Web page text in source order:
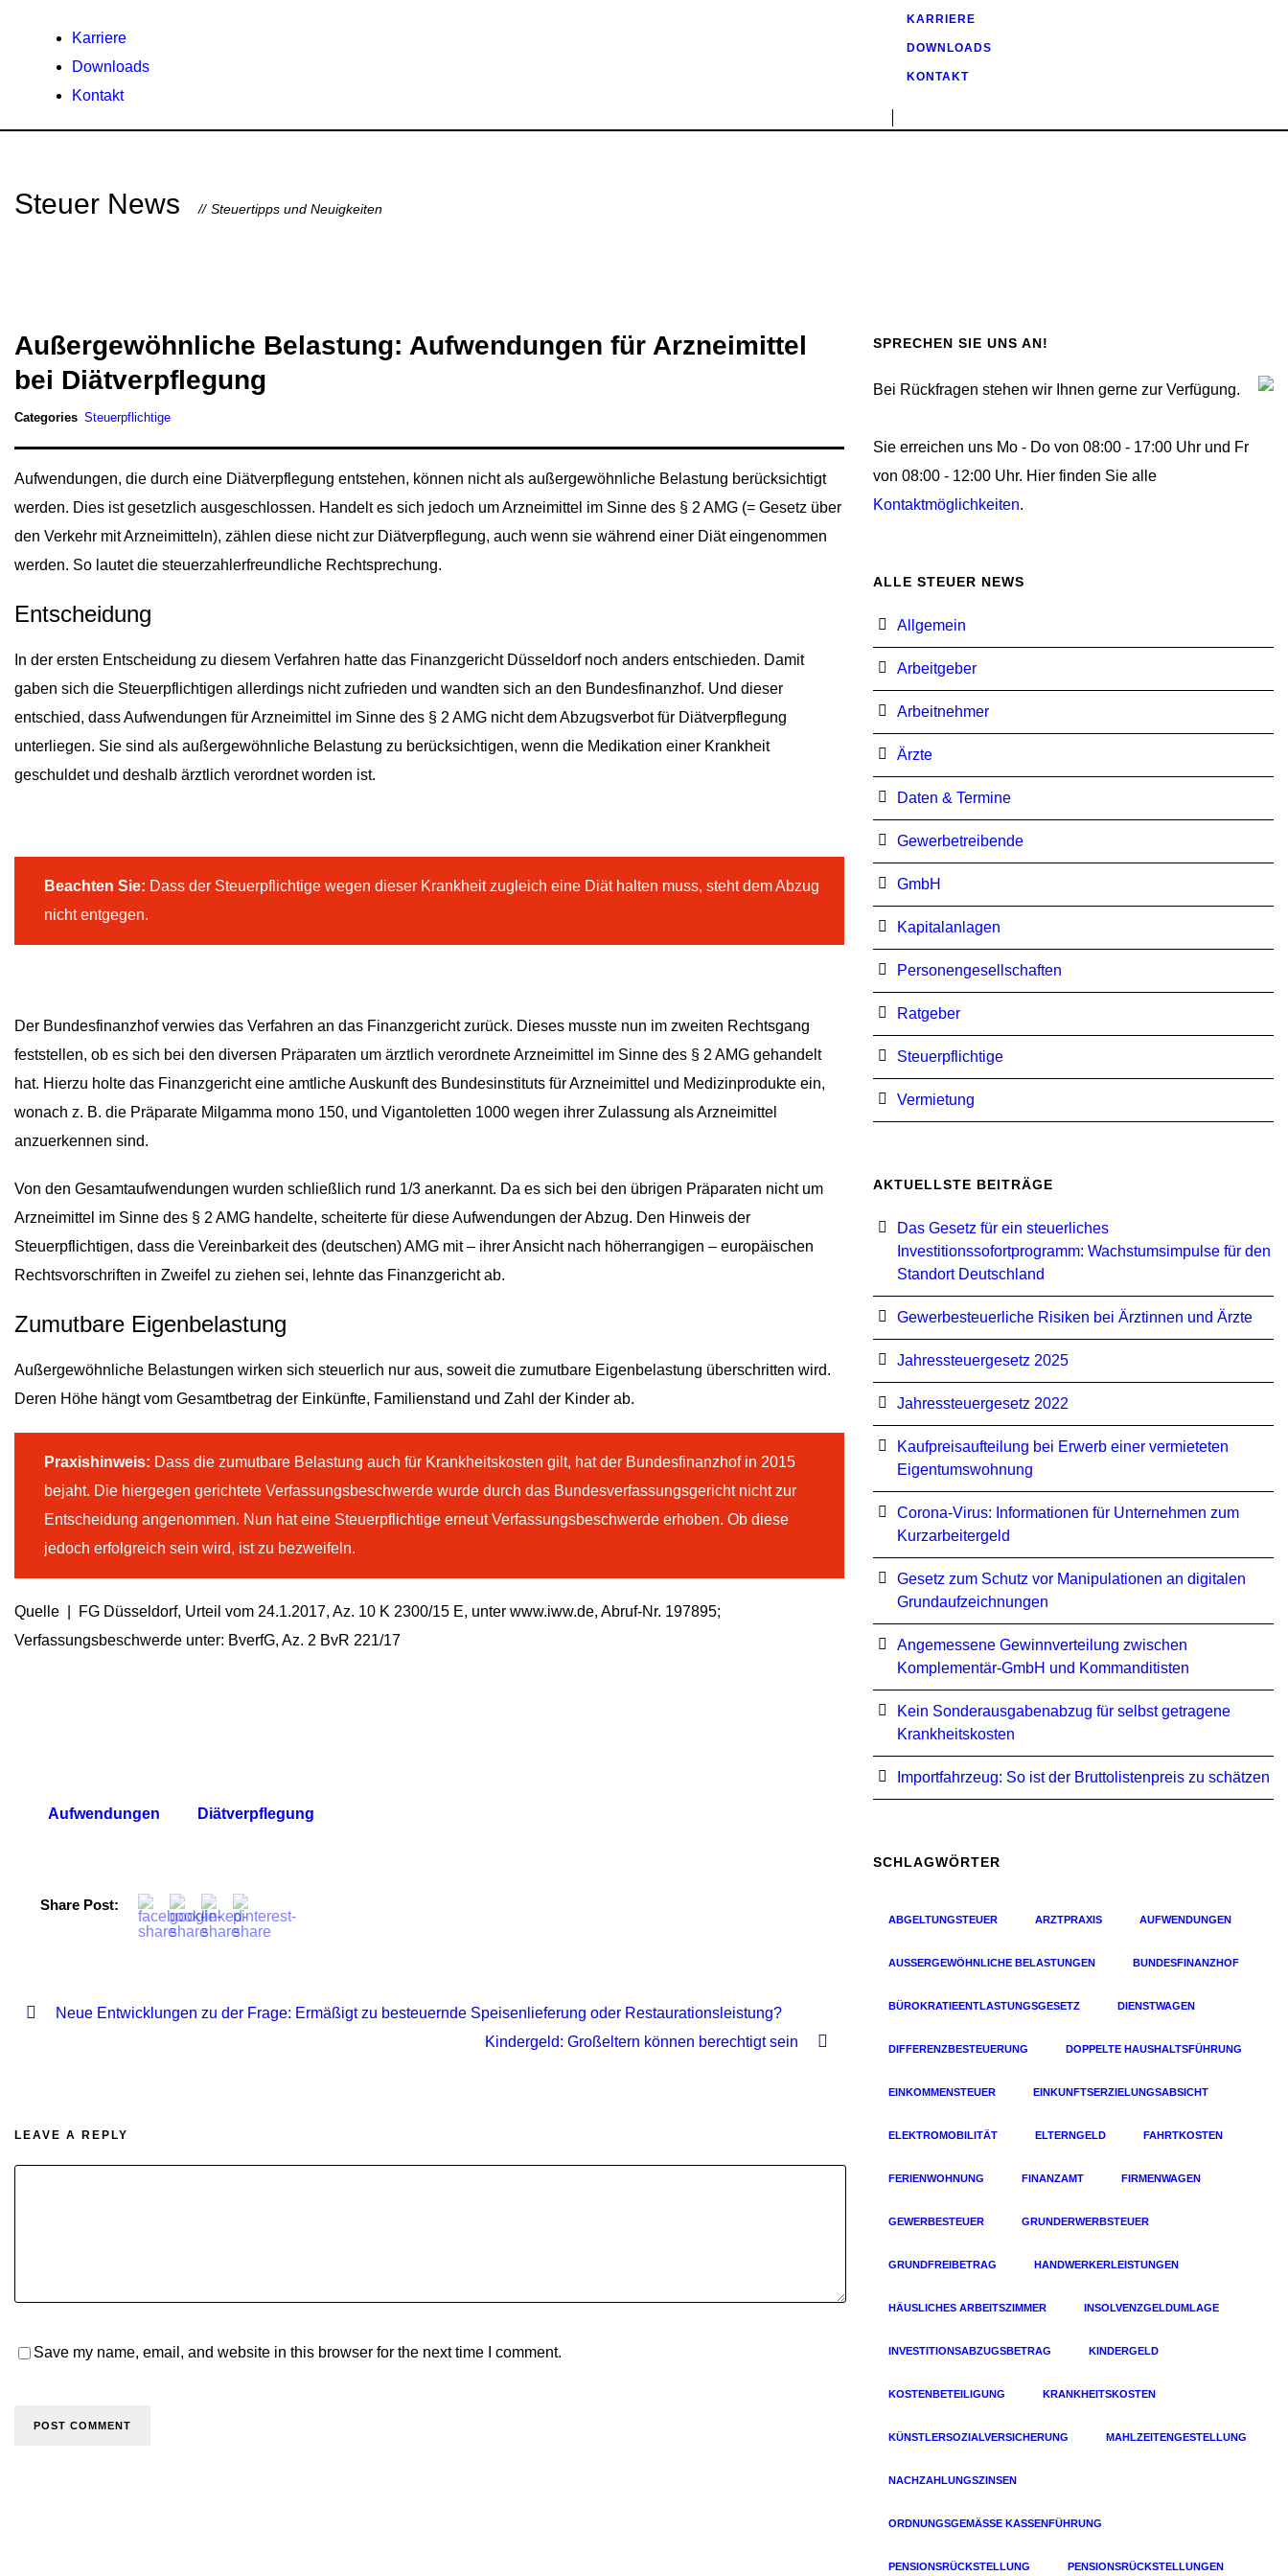
Karriere
Downloads
Kontakt
KARRIERE
DOWNLOADS
KONTAKT
Steuer News Steuertipps und Neuigkeiten
Außergewöhnliche Belastung: Aufwendungen für Arzneimittel
bei Diätverpflegung
Categories Steuerpflichtige
Aufwendungen, die durch eine Diätverpflegung entstehen, können nicht als außergewöhnliche Belastung berücksichtigt
werden. Dies ist gesetzlich ausgeschlossen. Handelt es sich jedoch um Arzneimittel im Sinne des § 2 AMG (= Gesetz über
den Verkehr mit Arzneimitteln), zählen diese nicht zur Diätverpflegung, auch wenn sie während einer Diät eingenommen
werden. So lautet die steuerzahlerfreundliche Rechtsprechung.
Entscheidung
In der ersten Entscheidung zu diesem Verfahren hatte das Finanzgericht Düsseldorf noch anders entschieden. Damit
gaben sich die Steuerpflichtigen allerdings nicht zufrieden und wandten sich an den Bundesfinanzhof. Und dieser
entschied, dass Aufwendungen für Arzneimittel im Sinne des § 2 AMG nicht dem Abzugsverbot für Diätverpflegung
unterliegen. Sie sind als außergewöhnliche Belastung zu berücksichtigen, wenn die Medikation einer Krankheit
geschuldet und deshalb ärztlich verordnet worden ist.
Beachten Sie: Dass der Steuerpflichtige wegen dieser Krankheit zugleich eine Diät halten muss, steht dem Abzug
nicht entgegen.
Der Bundesfinanzhof verwies das Verfahren an das Finanzgericht zurück. Dieses musste nun im zweiten Rechtsgang
feststellen, ob es sich bei den diversen Präparaten um ärztlich verordnete Arzneimittel im Sinne des § 2 AMG gehandelt
hat. Hierzu holte das Finanzgericht eine amtliche Auskunft des Bundesinstituts für Arzneimittel und Medizinprodukte ein,
wonach z. B. die Präparate Milgamma mono 150, und Vigantoletten 1000 wegen ihrer Zulassung als Arzneimittel
anzuerkennen sind.
Von den Gesamtaufwendungen wurden schließlich rund 1/3 anerkannt. Da es sich bei den übrigen Präparaten nicht um
Arzneimittel im Sinne des § 2 AMG handelte, scheiterte für diese Aufwendungen der Abzug. Den Hinweis der
Steuerpflichtigen, dass die Vereinbarkeit des (deutschen) AMG mit – ihrer Ansicht nach höherrangigen – europäischen
Rechtsvorschriften in Zweifel zu ziehen sei, lehnte das Finanzgericht ab.
Zumutbare Eigenbelastung
Außergewöhnliche Belastungen wirken sich steuerlich nur aus, soweit die zumutbare Eigenbelastung überschritten wird.
Deren Höhe hängt vom Gesamtbetrag der Einkünfte, Familienstand und Zahl der Kinder ab.
Praxishinweis: Dass die zumutbare Belastung auch für Krankheitskosten gilt, hat der Bundesfinanzhof in 2015
bejaht. Die hiergegen gerichtete Verfassungsbeschwerde wurde durch das Bundesverfassungsgericht nicht zur
Entscheidung angenommen. Nun hat eine Steuerpflichtige erneut Verfassungsbeschwerde erhoben. Ob diese
jedoch erfolgreich sein wird, ist zu bezweifeln.
Quelle | FG Düsseldorf, Urteil vom 24.1.2017, Az. 10 K 2300/15 E, unter www.iww.de, Abruf-Nr. 197895;
Verfassungsbeschwerde unter: BverfG, Az. 2 BvR 221/17
Aufwendungen Diätverpflegung
Share Post:
Neue Entwicklungen zu der Frage: Ermäßigt zu besteuernde Speisenlieferung oder Restaurationsleistung?
Kindergeld: Großeltern können berechtigt sein
LEAVE A REPLY
Save my name, email, and website in this browser for the next time I comment.
SPRECHEN SIE UNS AN!
Bei Rückfragen stehen wir Ihnen gerne zur Verfügung.
Sie erreichen uns Mo - Do von 08:00 - 17:00 Uhr und Fr
von 08:00 - 12:00 Uhr. Hier finden Sie alle
Kontaktmöglichkeiten.
ALLE STEUER NEWS
Allgemein
Arbeitgeber
Arbeitnehmer
Ärzte
Daten & Termine
Gewerbetreibende
GmbH
Kapitalanlagen
Personengesellschaften
Ratgeber
Steuerpflichtige
Vermietung
AKTUELLSTE BEITRÄGE
Das Gesetz für ein steuerliches
Investitionssofortprogramm: Wachstumsimpulse für den
Standort Deutschland
Gewerbesteuerliche Risiken bei Ärztinnen und Ärzte
Jahressteuergesetz 2025
Jahressteuergesetz 2022
Kaufpreisaufteilung bei Erwerb einer vermieteten
Eigentumswohnung
Corona-Virus: Informationen für Unternehmen zum
Kurzarbeitergeld
Ge­setz zum Schutz vor Ma­ni­pu­la­tio­nen an di­gi­ta­len
Grund­auf­zeich­nun­gen
Angemessene Gewinnverteilung zwischen
Komplementär-GmbH und Kommanditisten
Kein Sonderausgabenabzug für selbst getragene
Krankheitskosten
Importfahrzeug: So ist der Bruttolistenpreis zu schätzen
SCHLAGWÖRTER
ABGELTUNGSTEUER ARZTPRAXIS AUFWENDUNGEN
AUSSERGEWÖHNLICHE BELASTUNGEN BUNDESFINANZHOF
BÜROKRATIEENTLASTUNGSGESETZ DIENSTWAGEN
DIFFERENZBESTEUERUNG DOPPELTE HAUSHALTSFÜHRUNG
EINKOMMENSTEUER EINKUNFTSERZIELUNGSABSICHT
ELEKTROMOBILITÄT ELTERNGELD FAHRTKOSTEN
FERIENWOHNUNG FINANZAMT FIRMENWAGEN
GEWERBESTEUER GRUNDERWERBSTEUER
GRUNDFREIBETRAG HANDWERKERLEISTUNGEN
HÄUSLICHES ARBEITSZIMMER INSOLVENZGELDUMLAGE
INVESTITIONSABZUGSBETRAG KINDERGELD
KOSTENBETEILIGUNG KRANKHEITSKOSTEN
KÜNSTLERSOZIALVERSICHERUNG MAHLZEITENGESTELLUNG
NACHZAHLUNGSZINSEN
ORDNUNGSGEMÄSSE KASSENFÜHRUNG
PENSIONSRÜCKSTELLUNG PENSIONSRÜCKSTELLUNGEN